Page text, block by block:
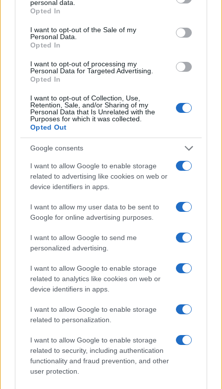
grant or deny consent to Google and its third-party tags to
use your data for below specified purposes in below Google
consent section.
personal data.
Opted In
I want to opt-out of the Sale of my
Personal Data.
Opted In
I want to opt-out of processing my
Personal Data for Targeted Advertising.
Opted In
I want to opt-out of Collection, Use,
Retention, Sale, and/or Sharing of my
Personal Data that Is Unrelated with the
Purposes for which it was collected.
Opted Out
Google consents
I want to allow Google to enable storage
related to advertising like cookies on web or
device identifiers in apps.
I want to allow my user data to be sent to
Google for online advertising purposes.
I want to allow Google to send me
personalized advertising.
I want to allow Google to enable storage
related to analytics like cookies on web or
device identifiers in apps.
I want to allow Google to enable storage
related to personalization.
I want to allow Google to enable storage
related to security, including authentication
functionality and fraud prevention, and other
user protection.
IRIS² με 348 δορυφόρους για ασφαλείς
ευρωπαϊκές επικοινωνίες
Πλοίο «Nadezhda»: Χτυπήθηκε από
ουκρανικά drones καθ’ οδόν προς τη
Ρωσία – Ρυμουλκήθηκε σε τουρκικό
λιμάνι
Η Χαμάς δηλώνει εκ νέου έτοιμη να
Γάζα
Συντριβή Sikorsky CH-54A Tarhe σε
αεροπυρόσβεση στη Γιούτα